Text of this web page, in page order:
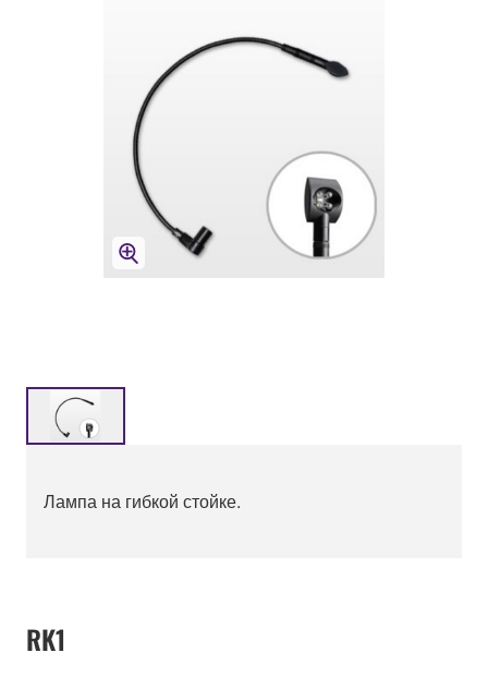
Лампа на гибкой стойке.
RK1